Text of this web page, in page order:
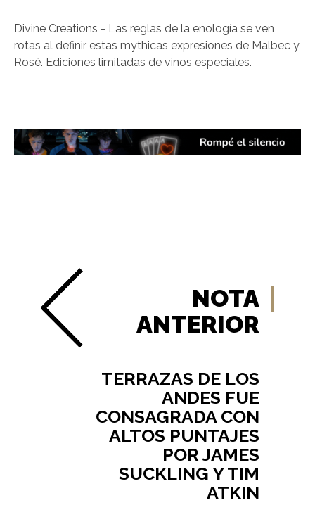
Divine Creations - Las reglas de la enología se ven
rotas al definir estas mythicas expresiones de Malbec y
Rosé. Ediciones limitadas de vinos especiales.
NOTA
ANTERIOR
TERRAZAS DE LOS
ANDES FUE
CONSAGRADA CON
ALTOS PUNTAJES
POR JAMES
SUCKLING Y TIM
ATKIN